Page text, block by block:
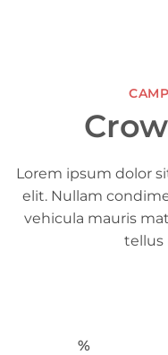
Lorem ipsum dolor
elit. Nullam
vehicula mauris
tellus
%